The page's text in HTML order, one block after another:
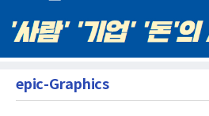
epic-Graphics